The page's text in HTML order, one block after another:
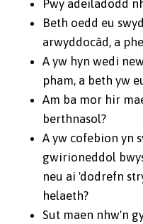
Pwy adeiladodd
Beth oedd eu
arwyddocâd, a
A yw hyn wedi
pham, a beth yw
Am ba mor hir
berthnasol?
A yw cofebion yn
gwirioneddol
neu ai 'dodrefn
helaeth?
Sut maen nhw'n